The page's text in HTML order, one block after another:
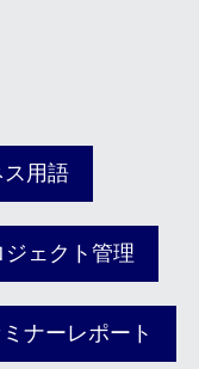
ス用語
ジェクト管理
ナーレポート